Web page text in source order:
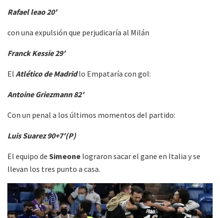
Rafael leao 20′
con una expulsión que perjudicaría al Milán
Franck Kessie 29′
El Atlético de Madridlo Empataría con gol:
Antoine Griezmann 82′
Con un penal a los últimos momentos del partido:
Luis Suarez 90+7′(P)
El equipo de Simeone lograron sacar el gane en Italia y se
llevan los tres punto a casa.